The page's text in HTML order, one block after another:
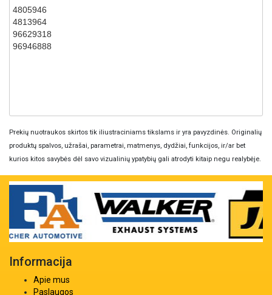
4805946
4813964
96629318
96946888
Prekių nuotraukos skirtos tik iliustraciniams tikslams ir yra pavyzdinės. Originalių
produktų spalvos, užrašai, parametrai, matmenys, dydžiai, funkcijos, ir/ar bet
kurios kitos savybės dėl savo vizualinių ypatybių gali atrodyti kitaip negu realybėje.
Informacija
Apie mus
Paslaugos